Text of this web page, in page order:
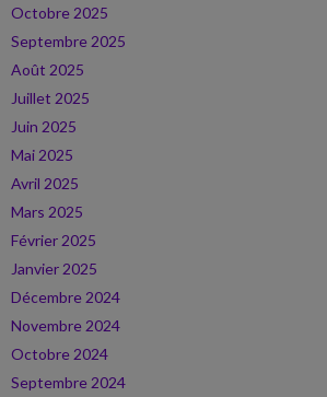
Octobre 2025
Septembre 2025
Août 2025
Juillet 2025
Juin 2025
Mai 2025
Avril 2025
Mars 2025
Février 2025
Janvier 2025
Décembre 2024
Novembre 2024
Octobre 2024
Septembre 2024